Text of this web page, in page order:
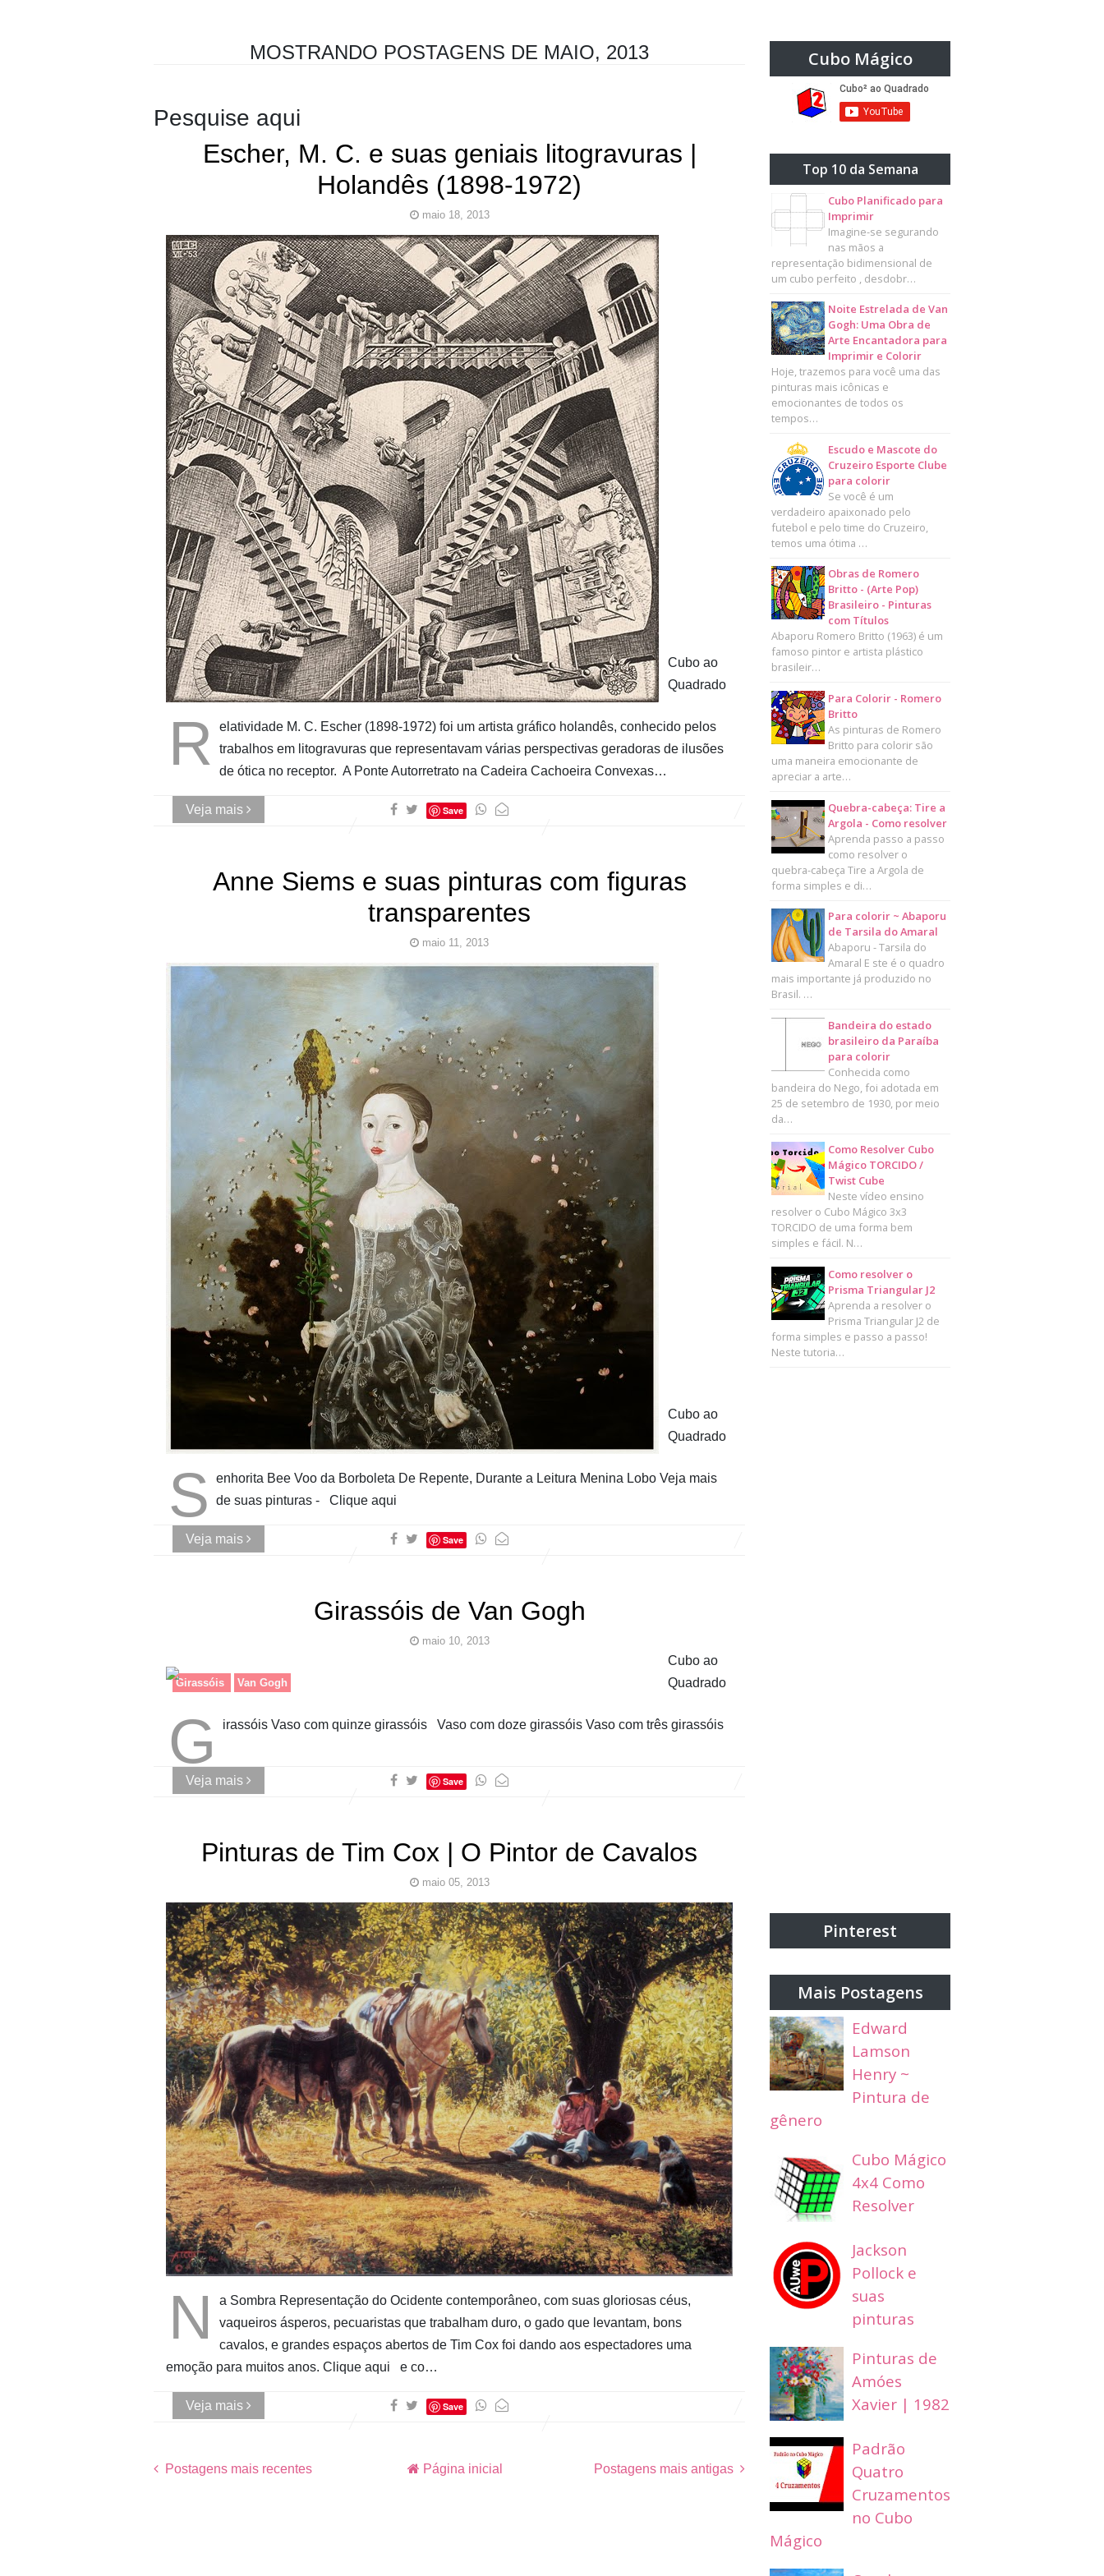
MOSTRANDO POSTAGENS DE MAIO, 2013
Pesquise aqui
Escher, M. C. e suas geniais litogravuras |
Holandês (1898-1972)
maio 18, 2013
Holandês Litogravuras M. C Escher
Cubo ao
Quadrado
R
elatividade M. C. Escher (1898-1972) foi um artista gráfico holandês, conhecido pelos
trabalhos em litogravuras que representavam várias perspectivas geradoras de ilusões
de ótica no receptor. A Ponte Autorretrato na Cadeira Cachoeira Convexas…
Veja mais Save
Anne Siems e suas pinturas com figuras
transparentes
maio 11, 2013
Alemão
Cubo ao
Quadrado
S
enhorita Bee Voo da Borboleta De Repente, Durante a Leitura Menina Lobo Veja mais
de suas pinturas - Clique aqui
Veja mais Save
Girassóis de Van Gogh
maio 10, 2013
Girassóis Van Gogh
Cubo ao
Quadrado
G irassóis Vaso com quinze girassóis Vaso com doze girassóis Vaso com três girassóis
Veja mais Save
Pinturas de Tim Cox | O Pintor de Cavalos
maio 05, 2013
Animais Norte Americano Tim Cox
Cubo ao
Quadrado
N
a Sombra Representação do Ocidente contemporâneo, com suas gloriosas céus,
vaqueiros ásperos, pecuaristas que trabalham duro, o gado que levantam, bons
cavalos, e grandes espaços abertos de Tim Cox foi dando aos espectadores uma
emoção para muitos anos. Clique aqui e co…
Veja mais Save
Postagens mais recentes Postagens mais antigas
Página inicial
Cubo Mágico
Top 10 da Semana
Cubo Planificado para
Imprimir
Imagine-se segurando
nas mãos a
representação bidimensional de
um cubo perfeito , desdobr…
Noite Estrelada de Van
Gogh: Uma Obra de
Arte Encantadora para
Imprimir e Colorir
Hoje, trazemos para você uma das
pinturas mais icônicas e
emocionantes de todos os
tempos…
Escudo e Mascote do
Cruzeiro Esporte Clube
para colorir
Se você é um
verdadeiro apaixonado pelo
futebol e pelo time do Cruzeiro,
temos uma ótima …
Obras de Romero
Britto - (Arte Pop)
Brasileiro - Pinturas
com Títulos
Abaporu Romero Britto (1963) é um
famoso pintor e artista plástico
brasileir…
Para Colorir - Romero
Britto
As pinturas de Romero
Britto para colorir são
uma maneira emocionante de
apreciar a arte…
Quebra-cabeça: Tire a
Argola - Como resolver
Aprenda passo a passo
como resolver o
quebra-cabeça Tire a Argola de
forma simples e di…
Para colorir ~ Abaporu
de Tarsila do Amaral
Abaporu - Tarsila do
Amaral E ste é o quadro
mais importante já produzido no
Brasil. …
Bandeira do estado
brasileiro da Paraíba
para colorir
Conhecida como
bandeira do Nego, foi adotada em
25 de setembro de 1930, por meio
da…
Como Resolver Cubo
Mágico TORCIDO /
Twist Cube
Neste vídeo ensino
resolver o Cubo Mágico 3x3
TORCIDO de uma forma bem
simples e fácil. N…
Como resolver o
Prisma Triangular J2
Aprenda a resolver o
Prisma Triangular J2 de
forma simples e passo a passo!
Neste tutoria…
Pinterest
Mais Postagens
Edward
Lamson
Henry ~
Pintura de
gênero
Cubo Mágico
4x4 Como
Resolver
Jackson
Pollock e
suas
pinturas
Pinturas de
Amóes
Xavier | 1982
Padrão
Quatro
Cruzamentos
no Cubo
Mágico